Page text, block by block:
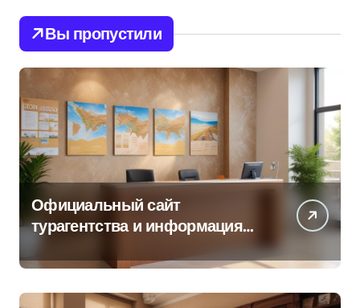
Вы пропустили
Официальный сайт
турагентства и информация